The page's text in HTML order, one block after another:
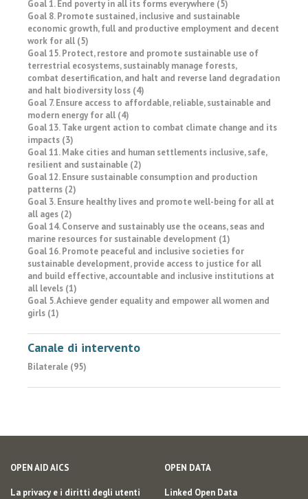
Goal 1. End poverty in all its forms everywhere (5)
Goal 8. Promote sustained, inclusive and sustainable
economic growth, full and productive employment and decent
work for all (5)
Goal 15. Protect, restore and promote sustainable use of
terrestrial ecosystems, sustainably manage forests,
combat desertification, and halt and reverse land degradation
and halt biodiversity loss (4)
Goal 7. Ensure access to affordable, reliable, sustainable and
modern energy for all (4)
Goal 13. Take urgent action to combat climate change and its
impacts (3)
Goal 11. Make cities and human settlements inclusive, safe,
resilient and sustainable (2)
Goal 12. Ensure sustainable consumption and production
patterns (2)
Goal 3. Ensure healthy lives and promote well-being for all at
all ages (2)
Goal 14. Conserve and sustainably use the oceans, seas and
marine resources for sustainable development (1)
Goal 16. Promote peaceful and inclusive societies for
sustainable development, provide access to justice for all
and build effective, accountable and inclusive institutions at
all levels (1)
Goal 5. Achieve gender equality and empower all women and
girls (1)
Canale di intervento
Bilaterale (95)
OPEN AID AICS
La privacy e i diritti degli utenti
OPEN DATA
Linked Open Data